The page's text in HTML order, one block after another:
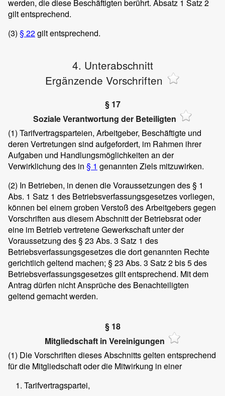
werden, die diese Beschäftigten berührt. Absatz 1 Satz 2
gilt entsprechend.
(3) § 22gilt entsprechend.
4. Unterabschnitt
Ergänzende Vorschriften
§ 17
Soziale Verantwortung der Beteiligten
(1) Tarifvertragsparteien, Arbeitgeber, Beschäftigte und
deren Vertretungen sind aufgefordert, im Rahmen ihrer
Aufgaben und Handlungsmöglichkeiten an der
Verwirklichung des in § 1 genannten Ziels mitzuwirken.
(2) In Betrieben, in denen die Voraussetzungen des § 1
Abs. 1 Satz 1 des Betriebsverfassungsgesetzes vorliegen,
können bei einem groben Verstoß des Arbeitgebers gegen
Vorschriften aus diesem Abschnitt der Betriebsrat oder
eine im Betrieb vertretene Gewerkschaft unter der
Voraussetzung des § 23 Abs. 3 Satz 1 des
Betriebsverfassungsgesetzes die dort genannten Rechte
gerichtlich geltend machen; § 23 Abs. 3 Satz 2 bis 5 des
Betriebsverfassungsgesetzes gilt entsprechend. Mit dem
Antrag dürfen nicht Ansprüche des Benachteiligten
geltend gemacht werden.
§ 18
Mitgliedschaft in Vereinigungen
(1) Die Vorschriften dieses Abschnitts gelten entsprechend
für die Mitgliedschaft oder die Mitwirkung in einer
Tarifvertragspartei,